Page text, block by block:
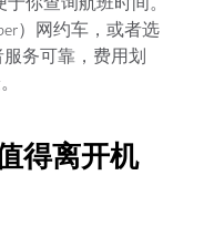
）网约车，或者选
务可靠，费用划
得离开机